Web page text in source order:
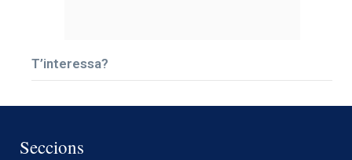
T’interessa?
Seccions